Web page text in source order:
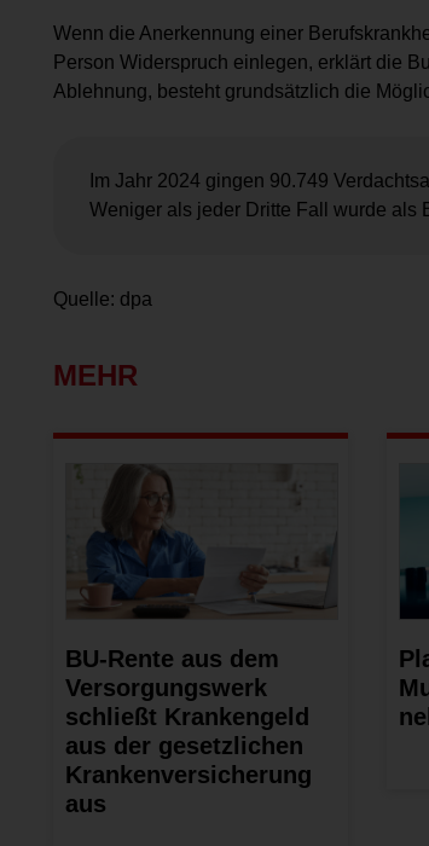
Wenn die Anerkennung einer
Person Widerspruch einlegen, erklärt die
Ablehnung, besteht grundsätzlich die
Im Jahr 2024 gingen 90.749
Weniger als jeder Dritte Fall wurde als
Quelle: dpa
MEHR
BU-Rente aus dem
Versorgungswerk
schließt Krankengeld
aus der gesetzlichen
Krankenversicherung
aus